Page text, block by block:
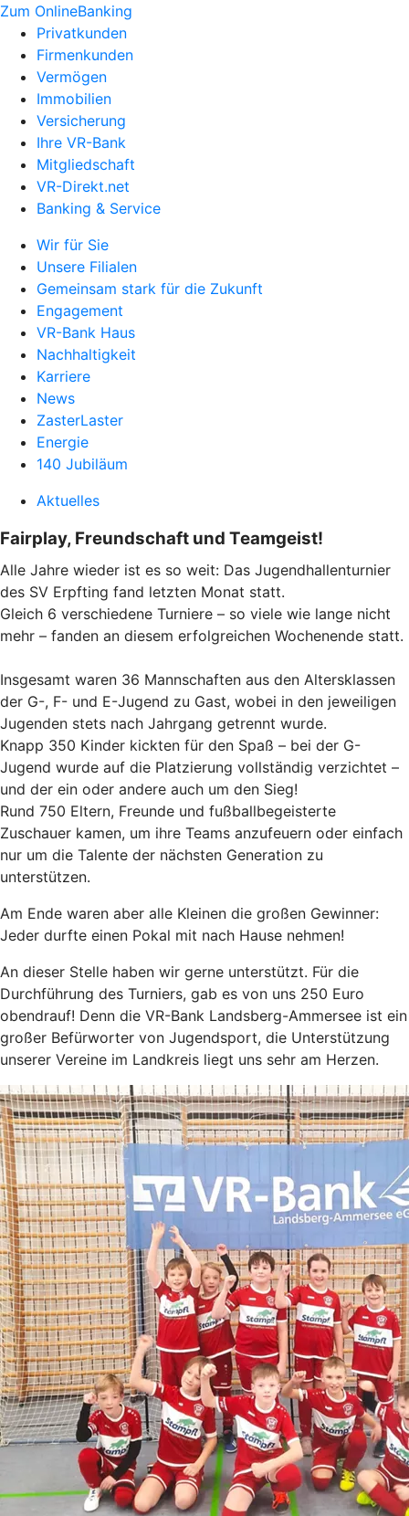
Zum OnlineBanking
Privatkunden
Firmenkunden
Vermögen
Immobilien
Versicherung
Ihre VR-Bank
Mitgliedschaft
VR-Direkt.net
Banking & Service
Wir für Sie
Unsere Filialen
Gemeinsam stark für die Zukunft
Engagement
VR-Bank Haus
Nachhaltigkeit
Karriere
News
ZasterLaster
Energie
140 Jubiläum
Aktuelles
Fairplay, Freundschaft und Teamgeist!
Alle Jahre wieder ist es so weit: Das Jugendhallenturnier
des SV Erpfting fand letzten Monat statt.
Gleich 6 verschiedene Turniere – so viele wie lange nicht
mehr – fanden an diesem erfolgreichen Wochenende statt.
Insgesamt waren 36 Mannschaften aus den Altersklassen
der G-, F- und E-Jugend zu Gast, wobei in den jeweiligen
Jugenden stets nach Jahrgang getrennt wurde.
Knapp 350 Kinder kickten für den Spaß – bei der G-
Jugend wurde auf die Platzierung vollständig verzichtet –
und der ein oder andere auch um den Sieg!
Rund 750 Eltern, Freunde und fußballbegeisterte
Zuschauer kamen, um ihre Teams anzufeuern oder einfach
nur um die Talente der nächsten Generation zu
unterstützen.
Am Ende waren aber alle Kleinen die großen Gewinner:
Jeder durfte einen Pokal mit nach Hause nehmen!
An dieser Stelle haben wir gerne unterstützt. Für die
Durchführung des Turniers, gab es von uns 250 Euro
obendrauf! Denn die VR-Bank Landsberg-Ammersee ist ein
großer Befürworter von Jugendsport, die Unterstützung
unserer Vereine im Landkreis liegt uns sehr am Herzen.